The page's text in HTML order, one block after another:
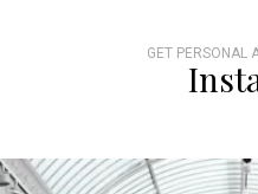
GET PERSONAL